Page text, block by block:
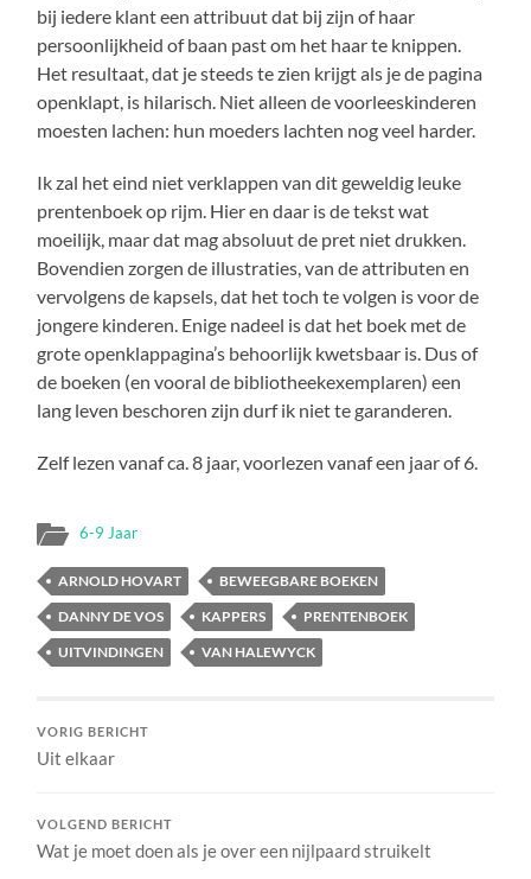
bij iedere klant een attribuut dat bij zijn of haar
persoonlijkheid of baan past om het haar te knippen.
Het resultaat, dat je steeds te zien krijgt als je de pagina
openklapt, is hilarisch. Niet alleen de voorleeskinderen
moesten lachen: hun moeders lachten nog veel harder.
Ik zal het eind niet verklappen van dit geweldig leuke
prentenboek op rijm. Hier en daar is de tekst wat
moeilijk, maar dat mag absoluut de pret niet drukken.
Bovendien zorgen de illustraties, van de attributen en
vervolgens de kapsels, dat het toch te volgen is voor de
jongere kinderen. Enige nadeel is dat het boek met de
grote openklappagina’s behoorlijk kwetsbaar is. Dus of
de boeken (en vooral de bibliotheekexemplaren) een
lang leven beschoren zijn durf ik niet te garanderen.
Zelf lezen vanaf ca. 8 jaar, voorlezen vanaf een jaar of 6.
6-9 Jaar
ARNOLD HOVART
BEWEEGBARE BOEKEN
DANNY DE VOS
KAPPERS
PRENTENBOEK
UITVINDINGEN
VAN HALEWYCK
VORIG BERICHT
Uit elkaar
VOLGEND BERICHT
Wat je moet doen als je over een nijlpaard struikelt